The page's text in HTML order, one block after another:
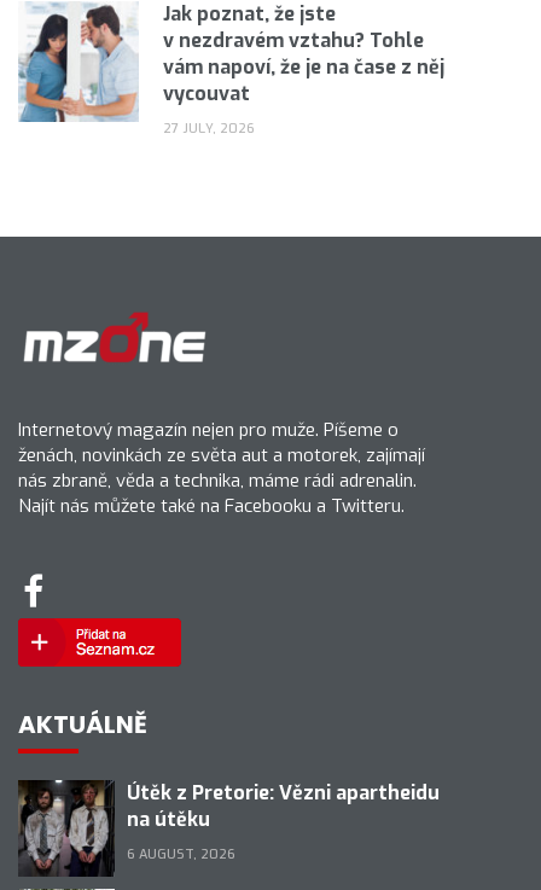
Jak poznat, že jste
v nezdravém vztahu? Tohle
vám napoví, že je na čase z něj
vycouvat
27 JULY, 2026
Internetový magazín nejen pro muže. Píšeme o
ženách, novinkách ze světa aut a motorek, zajímají
nás zbraně, věda a technika, máme rádi adrenalin.
Najít nás můžete také na Facebooku a Twitteru.
AKTUÁLNĚ
Útěk z Pretorie: Vězni apartheidu
na útěku
6 AUGUST, 2026